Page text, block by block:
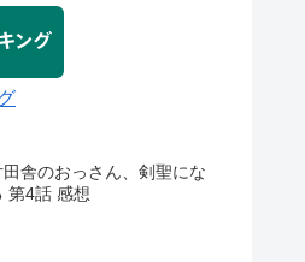
田舎のおっさん、剣聖にな
第4話 感想